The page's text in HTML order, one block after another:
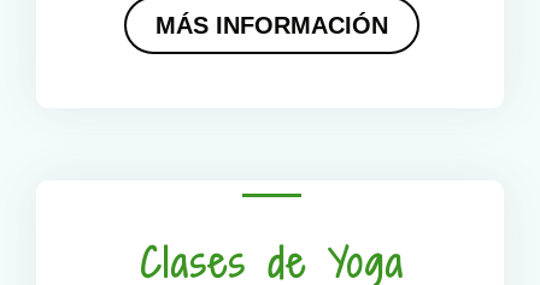
MÁS INFORMACIÓN
Clases de Yoga